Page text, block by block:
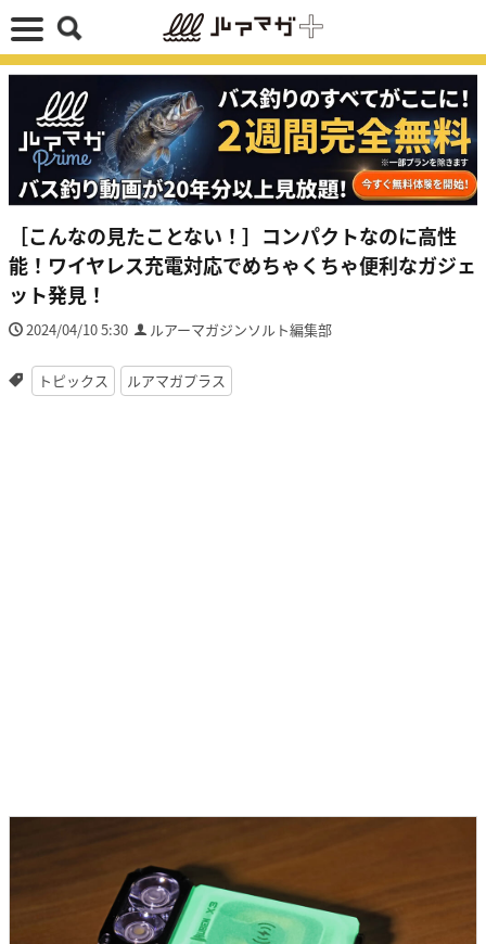
［こんなの見たことない！］コンパクトなのに高性
能！ワイヤレス充電対応でめちゃくちゃ便利なガジェ
ット発見！
2024/04/10 5:30 ルアーマガジンソルト編集部
トピックス ルアマガプラス